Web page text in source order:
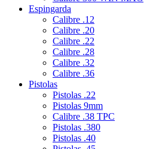
Espingarda
Calibre .12
Calibre .20
Calibre .22
Calibre .28
Calibre .32
Calibre .36
Pistolas
Pistolas .22
Pistolas 9mm
Calibre .38 TPC
Pistolas .380
Pistolas .40